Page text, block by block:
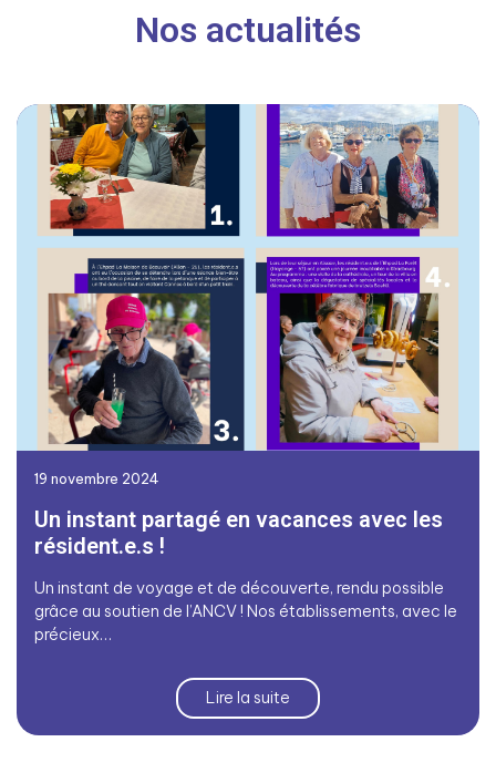
Nos actualités
19 novembre 2024
Un instant partagé en vacances avec les
résident.e.s !
Un instant de voyage et de découverte, rendu possible
grâce au soutien de l’ANCV ! Nos établissements, avec le
précieux…
Lire la suite